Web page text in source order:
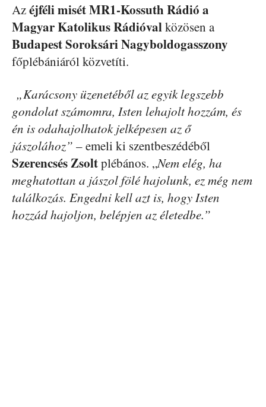
Azéjféli misét MR1-Kossuth Rádió a
Magyar Katolikus Rádióvalközösen a
Budapest Soroksári Nagyboldogasszony
főplébániáról közvetíti.
„Karácsony üzenetéből az egyik legszebb
gondolat számomra, Isten lehajolt hozzám, és
én is odahajolhatok jelképesen az ő
jászolához” – emeli ki szentbeszédéből
Szerencsés Zsoltplébános. „Nem elég, ha
meghatottan a jászol fölé hajolunk, ez még nem
találkozás. Engedni kell azt is, hogy Isten
hozzád hajoljon, belépjen az életedbe.”